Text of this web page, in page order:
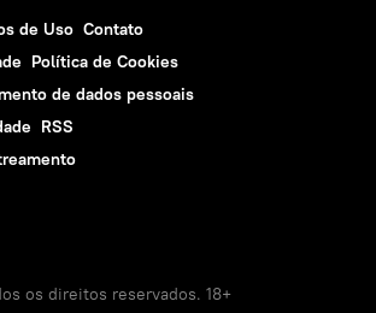
de Uso Contato
Política de Cookies
de dados pessoais
RSS
os direitos reservados. 18+